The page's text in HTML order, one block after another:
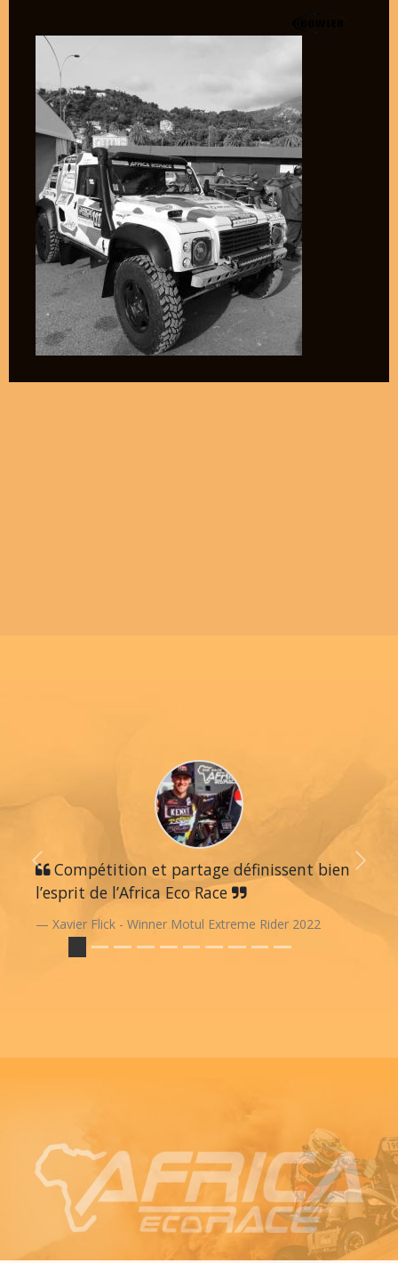
Compétition et partage définissent bien
l’esprit de l’Africa Eco Race
Xavier Flick - Winner Motul Extreme Rider 2022
Previous Next